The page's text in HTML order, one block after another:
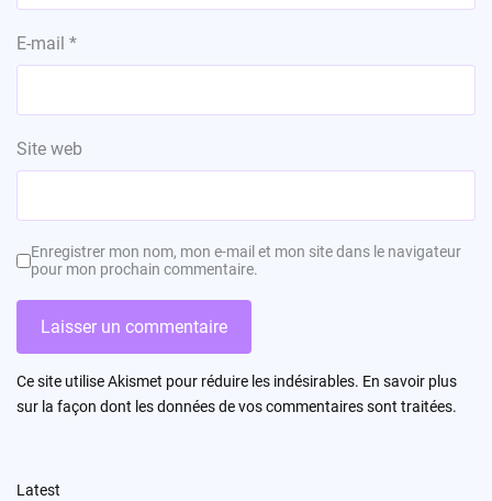
E-mail *
Site web
Enregistrer mon nom, mon e-mail et mon site dans le navigateur
pour mon prochain commentaire.
Ce site utilise Akismet pour réduire les indésirables. En savoir plus
sur la façon dont les données de vos commentaires sont traitées.
Latest